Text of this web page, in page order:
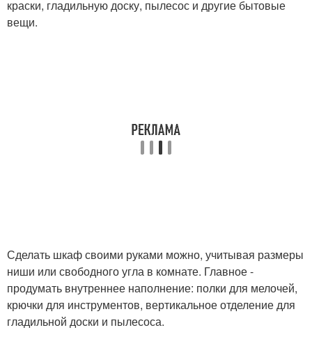
краски, гладильную доску, пылесос и другие бытовые
вещи.
Сделать шкаф своими руками можно, учитывая размеры
ниши или свободного угла в комнате. Главное -
продумать внутреннее наполнение: полки для мелочей,
крючки для инструментов, вертикальное отделение для
гладильной доски и пылесоса.